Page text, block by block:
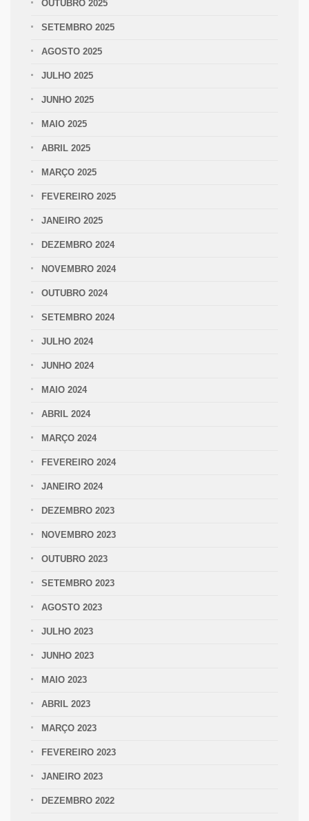
OUTUBRO 2025
SETEMBRO 2025
AGOSTO 2025
JULHO 2025
JUNHO 2025
MAIO 2025
ABRIL 2025
MARÇO 2025
FEVEREIRO 2025
JANEIRO 2025
DEZEMBRO 2024
NOVEMBRO 2024
OUTUBRO 2024
SETEMBRO 2024
JULHO 2024
JUNHO 2024
MAIO 2024
ABRIL 2024
MARÇO 2024
FEVEREIRO 2024
JANEIRO 2024
DEZEMBRO 2023
NOVEMBRO 2023
OUTUBRO 2023
SETEMBRO 2023
AGOSTO 2023
JULHO 2023
JUNHO 2023
MAIO 2023
ABRIL 2023
MARÇO 2023
FEVEREIRO 2023
JANEIRO 2023
DEZEMBRO 2022